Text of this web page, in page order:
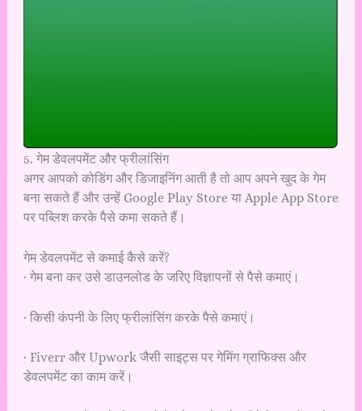
5. गेम डेवलपमेंट और फ्रीलांसिंग
अगर आपको कोडिंग और डिजाइनिंग आती है तो आप अपने खुद के गेम
बना सकते हैं और उन्हें Google Play Store या Apple App Store
पर पब्लिश करके पैसे कमा सकते हैं।
गेम डेवलपमेंट से कमाई कैसे करें?
· गेम बना कर उसे डाउनलोड के जरिए विज्ञापनों से पैसे कमाएं।
· किसी कंपनी के लिए फ्रीलांसिंग करके पैसे कमाएं।
· Fiverr और Upwork जैसी साइट्स पर गेमिंग ग्राफिक्स और
डेवलपमेंट का काम करें।